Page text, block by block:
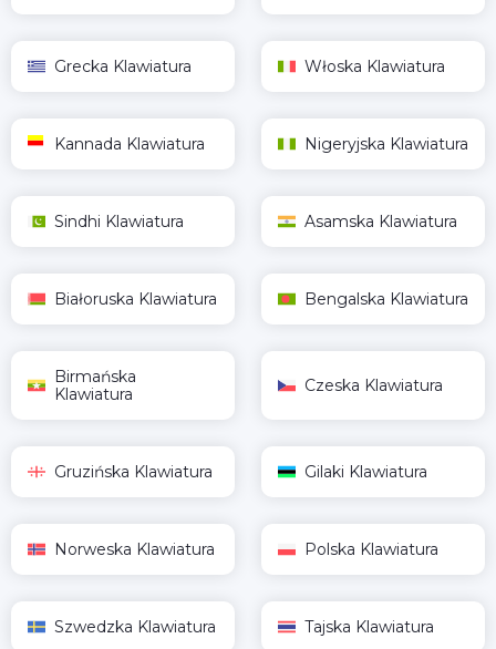
Grecka Klawiatura Włoska Klawiatura
Kannada Klawiatura Nigeryjska Klawiatura
Sindhi Klawiatura Asamska Klawiatura
Białoruska Klawiatura Bengalska Klawiatura
Birmańska
Klawiatura
Czeska Klawiatura
Gruzińska Klawiatura Gilaki Klawiatura
Norweska Klawiatura Polska Klawiatura
Szwedzka Klawiatura Tajska Klawiatura